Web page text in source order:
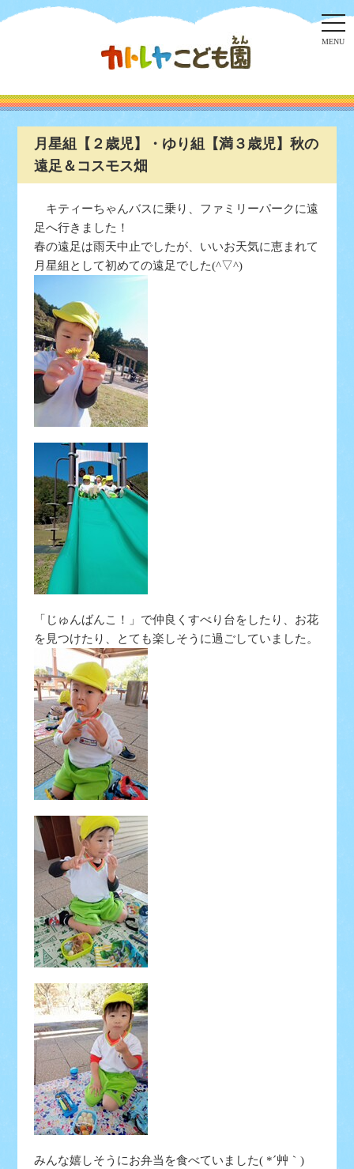
MENU
月星組【２歳児】・ゆり組【満３歳児】秋の
遠足＆コスモス畑
キティーちゃんバスに乗り、ファミリーパークに遠
足へ行きました！
春の遠足は雨天中止でしたが、いいお天気に恵まれて
月星組として初めての遠足でした(^▽^)
「じゅんばんこ！」で仲良くすべり台をしたり、お花
を見つけたり、とても楽しそうに過ごしていました。
みんな嬉しそうにお弁当を食べていました( *´艸｀)